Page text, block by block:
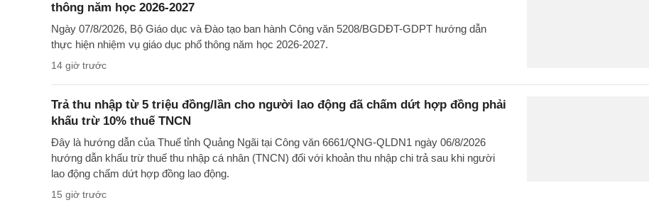
thông năm học 2026-2027
Ngày 07/8/2026, Bộ Giáo dục và Đào tạo ban hành Công văn 5208/BGDĐT-GDPT hướng dẫn
thực hiện nhiệm vụ giáo dục phổ thông năm học 2026-2027.
14 giờ trước
Trả thu nhập từ 5 triệu đồng/lần cho người lao động đã chấm dứt hợp đồng phải
khấu trừ 10% thuế TNCN
Đây là hướng dẫn của Thuế tỉnh Quảng Ngãi tại Công văn 6661/QNG-QLDN1 ngày 06/8/2026
hướng dẫn khấu trừ thuế thu nhập cá nhân (TNCN) đối với khoản thu nhập chi trả sau khi người
lao động chấm dứt hợp đồng lao động.
15 giờ trước